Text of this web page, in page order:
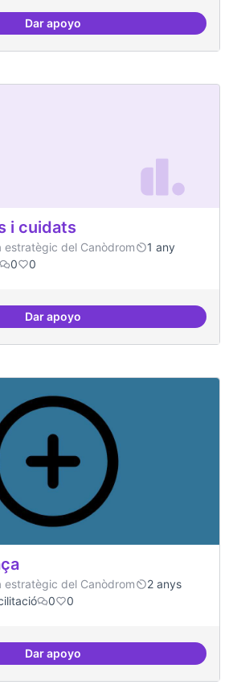
Dar apoyoBar obert, que sigui punt de
i cuidats
estratègic del Canòdrom
1 any
0 0
Dar apoyoEspais oberts i cuidats
estratègic del Canòdrom
2 anys
0 0
Dar apoyoHabitar la plaça